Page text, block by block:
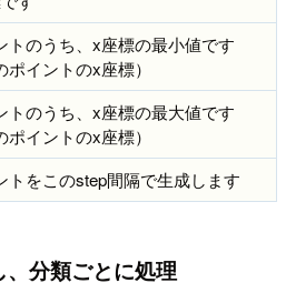
トのうち、x座標の最小値です
ポイントのx座標）
トのうち、x座標の最大値です
ポイントのx座標）
トをこのstep間隔で生成します
分類ごとに処理